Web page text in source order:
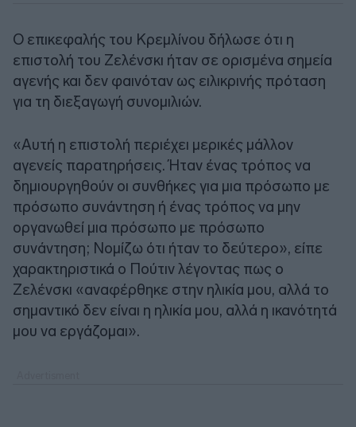
Ο επικεφαλής του Κρεμλίνου δήλωσε ότι η
επιστολή του Ζελένσκι ήταν σε ορισμένα σημεία
αγενής και δεν φαινόταν ως ειλικρινής πρόταση
για τη διεξαγωγή συνομιλιών.
«Αυτή η επιστολή περιέχει μερικές μάλλον
αγενείς παρατηρήσεις. Ήταν ένας τρόπος να
δημιουργηθούν οι συνθήκες για μια πρόσωπο με
πρόσωπο συνάντηση ή ένας τρόπος να μην
οργανωθεί μια πρόσωπο με πρόσωπο
συνάντηση; Νομίζω ότι ήταν το δεύτερο», είπε
χαρακτηριστικά ο Πούτιν λέγοντας πως ο
Ζελένσκι «αναφέρθηκε στην ηλικία μου, αλλά το
σημαντικό δεν είναι η ηλικία μου, αλλά η ικανότητά
μου να εργάζομαι».